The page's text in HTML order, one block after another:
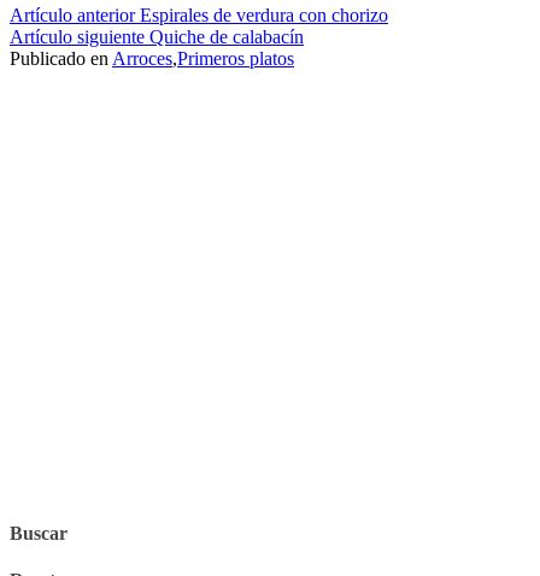
Seguir
leyendo
Artículo anteriorEspirales de verdura con chorizo
Artículo siguiente Quiche de calabacín
Publicado en Arroces,Primeros platos
Buscar